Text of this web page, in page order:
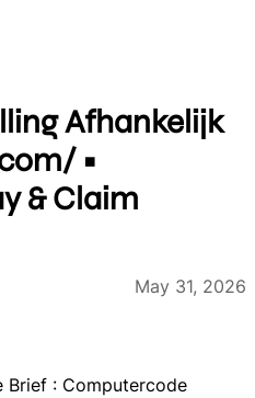
Afhankelijk
•
& Claim
May 31, 2026
Brief : Computercode